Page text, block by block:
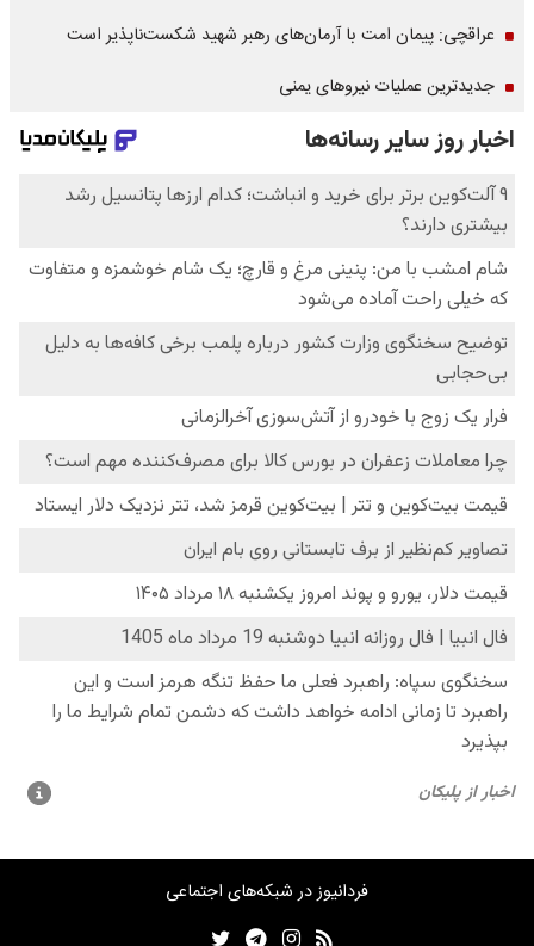
عراقچی: پیمان امت با آرمان‌های رهبر شهید شکست‌ناپذیر است
جدیدترین عملیات نیروهای یمنی
فردانیوز در شبکه‌های اجتماعی